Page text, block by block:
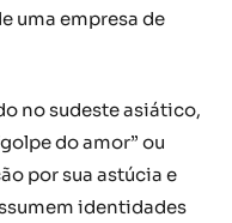
uma empresa de
no sudeste asiático,
do amor” ou
por sua astúcia e
identidades